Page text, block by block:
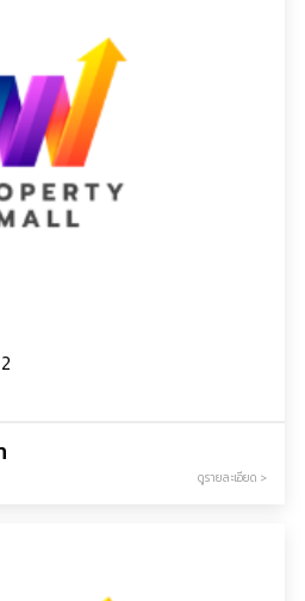
ดูรายละเอียด >